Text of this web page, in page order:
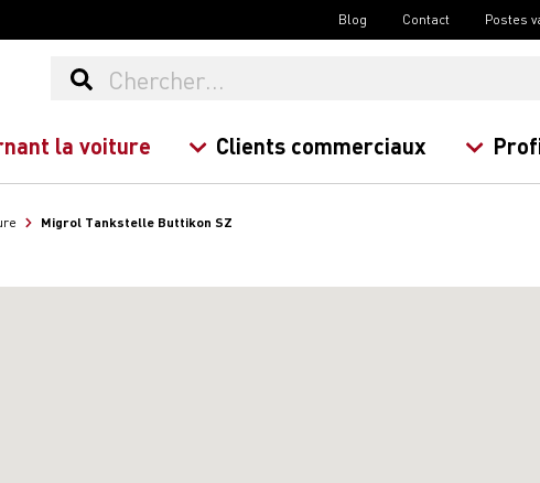
Blog Contact Postes
la voiture Clients commerciaux
Migrol Tankstelle Buttikon SZ